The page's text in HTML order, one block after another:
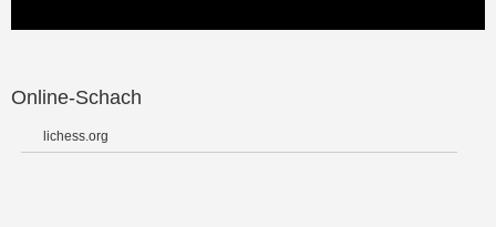
Online-Schach
lichess.org